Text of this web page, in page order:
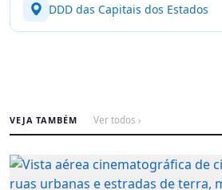
DDD das Capitais dos Estados
VEJA TAMBÉM Ver todos ›